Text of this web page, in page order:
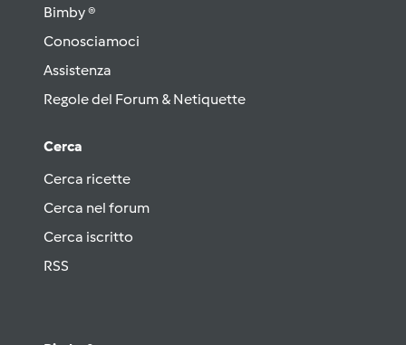
Bimby ®
Conosciamoci
Assistenza
Regole del Forum & Netiquette
Cerca
Cerca ricette
Cerca nel forum
Cerca iscritto
RSS